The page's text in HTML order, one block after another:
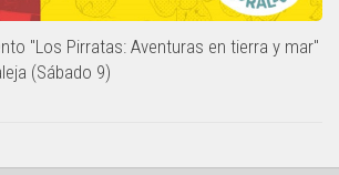
"Los Pirratas: Aventuras en tierra y mar"
(Sábado 9)